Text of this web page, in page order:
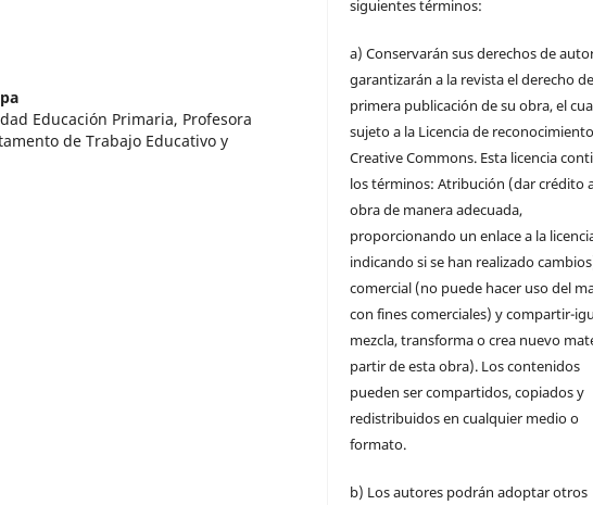
Educación Primaria, Profesora
de Trabajo Educativo y
siguientes términos:
a) Conservarán sus derechos de
garantizarán a la revista el derecho de
primera publicación de su obra, el
sujeto a la Licencia de
Creative Commons. Esta licencia
los términos: Atribución (dar crédito
obra de manera adecuada,
proporcionando un enlace a la
indicando si se han realizado
comercial (no puede hacer uso del
con fines comerciales) y compartir-
mezcla, transforma o crea nuevo
partir de esta obra). Los contenidos
pueden ser compartidos, copiados y
redistribuidos en cualquier medio o
formato.
b) Los autores podrán adoptar otros